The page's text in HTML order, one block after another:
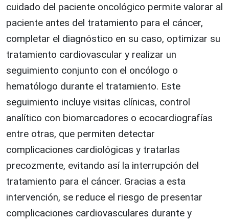
cuidado del paciente oncológico permite valorar al
paciente antes del tratamiento para el cáncer,
completar el diagnóstico en su caso, optimizar su
tratamiento cardiovascular y realizar un
seguimiento conjunto con el oncólogo o
hematólogo durante el tratamiento. Este
seguimiento incluye visitas clínicas, control
analítico con biomarcadores o ecocardiografías
entre otras, que permiten detectar
complicaciones cardiológicas y tratarlas
precozmente, evitando así la interrupción del
tratamiento para el cáncer. Gracias a esta
intervención, se reduce el riesgo de presentar
complicaciones cardiovasculares durante y